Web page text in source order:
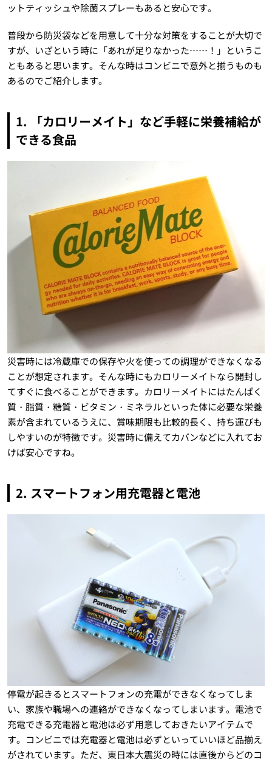
ットティッシュや除菌スプレーもあると安心です。
普段から防災袋などを用意して十分な対策をすることが大切で
すが、いざという時に「あれが足りなかった……！」というこ
ともあると思います。そんな時はコンビニで意外と揃うものも
あるのでご紹介します。
1. 「カロリーメイト」など手軽に栄養補給が
できる食品
災害時には冷蔵庫での保存や火を使っての調理ができなくなる
ことが想定されます。そんな時にもカロリーメイトなら開封し
てすぐに食べることができます。カロリーメイトにはたんぱく
質・脂質・糖質・ビタミン・ミネラルといった体に必要な栄養
素が含まれているうえに、賞味期限も比較的長く、持ち運びも
しやすいのが特徴です。災害時に備えてカバンなどに入れてお
けば安心ですね。
2. スマートフォン用充電器と電池
停電が起きるとスマートフォンの充電ができなくなってしま
い、家族や職場への連絡ができなくなってしまいます。電池で
充電できる充電器と電池は必ず用意しておきたいアイテムで
す。コンビニでは充電器と電池は必ずといっていいほど品揃え
がされています。ただ、東日本大震災の時には直後からどのコ